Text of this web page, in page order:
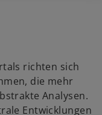
richten sich
die mehr
Analysen.
Entwicklungen